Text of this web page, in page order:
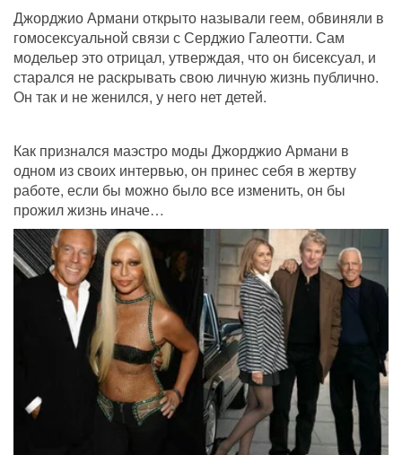
Джорджио Армани открыто называли геем, обвиняли в
гомосексуальной связи с Серджио Галеотти. Сам
модельер это отрицал, утверждая, что он бисексуал, и
старался не раскрывать свою личную жизнь публично.
Он так и не женился, у него нет детей.
Как признался маэстро моды Джорджио Армани в
одном из своих интервью, он принес себя в жертву
работе, если бы можно было все изменить, он бы
прожил жизнь иначе…